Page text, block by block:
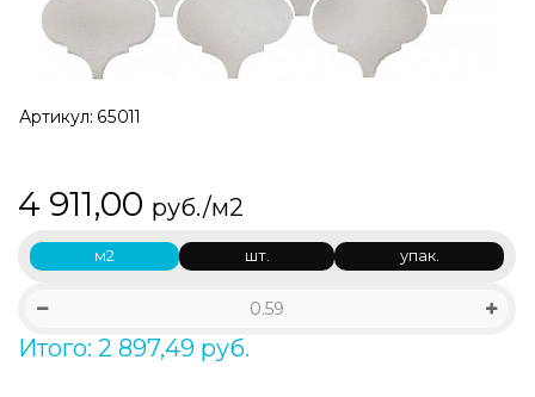
Артикул: 65011
4 911,00 руб./м2
м2 шт. упак.
Итого: 2 897,49 руб.